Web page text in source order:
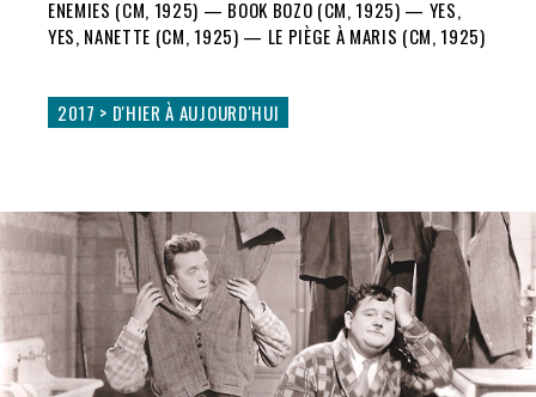
ENEMIES (CM, 1925) — BOOK BOZO (CM, 1925) — YES,
YES, NANETTE (CM, 1925) — LE PIÈGE À MARIS (CM, 1925)
2017 > D'HIER À AUJOURD'HUI